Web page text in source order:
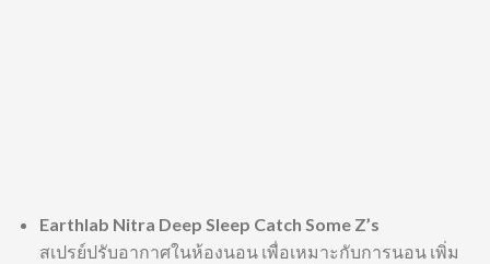
Earthlab Nitra Deep Sleep Catch Some Z’s
สเปรย์ปรับอากาศในห้องนอน เพื่อเหมาะกับการนอน เพิ่ม